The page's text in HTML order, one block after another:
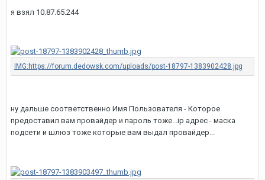
я взял 10.87.65.244
ну дальше соответственно Имя Пользователя - Которое
предоставил вам провайдер и пароль тоже...ip адрес - маска
подсети и шлюз тоже которые вам выдал провайдер...